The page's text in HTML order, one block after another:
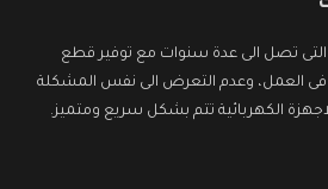
التى تصل الى عدة سنوات مع توفير قطع
فى العمل، وعدم التعرض الى نفس المشكلة
الكهربائية تتم بشكل سريع ومتميز.